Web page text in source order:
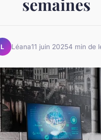
semaines
L Léana11 juin 20254 min de